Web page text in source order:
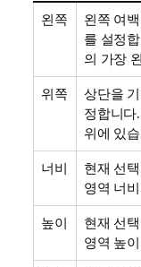
왼쪽
왼쪽 여
를 설정
의 가장
위쪽
상단을
정합니다
위에 있
너비
현재 선
영역 너
높이
현재 선
영역 높